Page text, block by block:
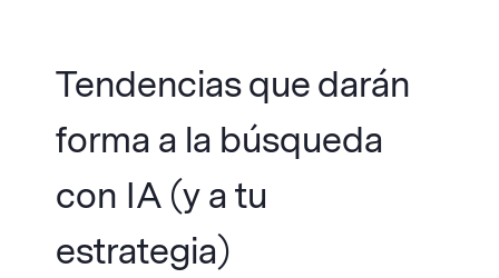
Tendencias que darán
forma a la búsqueda
con IA (y a tu
estrategia)